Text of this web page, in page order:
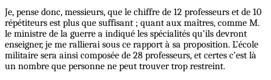
Je, pense donc, messieurs, que le chiffre de 12 professeurs et de 10
répétiteurs est plus que suffisant ; quant aux maîtres, comme M.
le ministre de la guerre a indiqué les spécialités qu’ils devront
enseigner, je me rallierai sous ce rapport à sa proposition. L’école
militaire sera ainsi composée de 28 professeurs, et certes c’est là
un nombre que personne ne peut trouver trop restreint.